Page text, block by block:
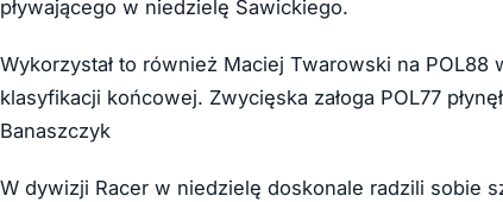
pływającego w niedzielę Sawickiego.
Wykorzystał to również Maciej Twarowski na
klasyfikacji końcowej. Zwycięska załoga POL77
Banaszczyk
W dywizji Racer w niedzielę doskonale radzili sobie